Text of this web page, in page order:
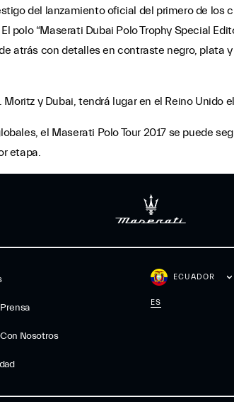
del lanzamiento oficial del primero de los
polo “Maserati Dubai Polo Trophy Special
atrás con detalles en contraste negro, plata
y Dubai, tendrá lugar en el Reino Unido
el Maserati Polo Tour 2017 se puede
etapa.
Nosotros
ECUADOR
ES